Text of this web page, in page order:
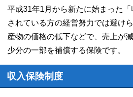
平成31年1月から新たに始まった
されている方の経営努力では避け
産物の価格の低下などで、売上が
少分の一部を補償する保険です。
収入保険制度